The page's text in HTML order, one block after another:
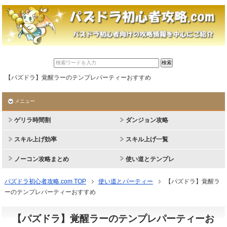
【パズドラ】覚醒ラーのテンプレパーティーおすすめ
メニュー
ゲリラ時間割 ダンジョン攻略
スキル上げ効率 スキル上げ一覧
ノーコン攻略まとめ 使い道とテンプレ
パズドラ初心者攻略.com TOP 使い道とパーティー
【パズドラ】覚醒ラ
ーのテンプレパーティーおすすめ
【パズドラ】覚醒ラーのテンプレパーティーお